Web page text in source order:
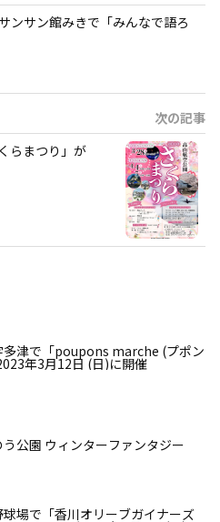
ンサン館みきで「みんなで語ろ
次の記事
らまつり」が
多津で「poupons marche (プポン
年3月12日 (日)に開催
公園 ウィンターファンタジー
場で「香川オリーブガイナーズ